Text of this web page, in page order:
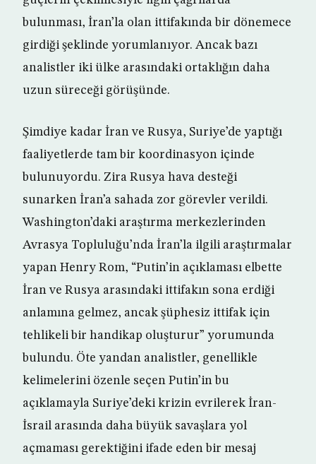
bulunması, İran’la olan ittifakında bir dönemece
girdiği şeklinde yorumlanıyor. Ancak bazı
analistler iki ülke arasındaki ortaklığın daha
uzun süreceği görüşünde.
Şimdiye kadar İran ve Rusya, Suriye’de yaptığı
faaliyetlerde tam bir koordinasyon içinde
bulunuyordu. Zira Rusya hava desteği
sunarken İran’a sahada zor görevler verildi.
Washington’daki araştırma merkezlerinden
Avrasya Topluluğu’nda İran’la ilgili araştırmalar
yapan Henry Rom, “Putin’in açıklaması elbette
İran ve Rusya arasındaki ittifakın sona erdiği
anlamına gelmez, ancak şüphesiz ittifak için
tehlikeli bir handikap oluşturur” yorumunda
bulundu. Öte yandan analistler, genellikle
kelimelerini özenle seçen Putin’in bu
açıklamayla Suriye’deki krizin evrilerek İran-
İsrail arasında daha büyük savaşlara yol
açmaması gerektiğini ifade eden bir mesaj